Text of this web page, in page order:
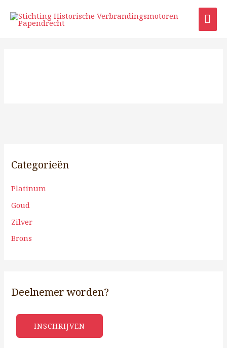
naar
Categorieën
Platinum
Goud
Zilver
Brons
Deelnemer worden?
INSCHRIJVEN